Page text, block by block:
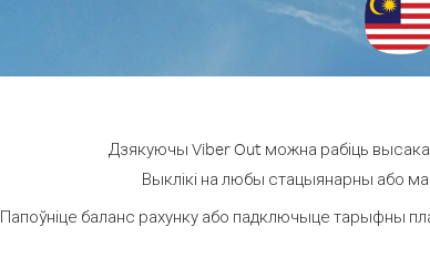
Дзякуючы Viber Out можна рабіць
Выклікі на любы стацыянарны або
Папоўніце баланс рахунку або падключыце тарыфны